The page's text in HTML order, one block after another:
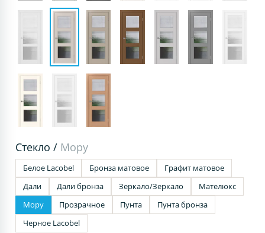
Стекло / Мору
Белое Lacobel Бронза матовое
Графит матовое
Дали
Дали бронза Зеркало/Зеркало
Мателюкс
Мору
Прозрачное Пунта
Пунта бронза
Черное Lacobel